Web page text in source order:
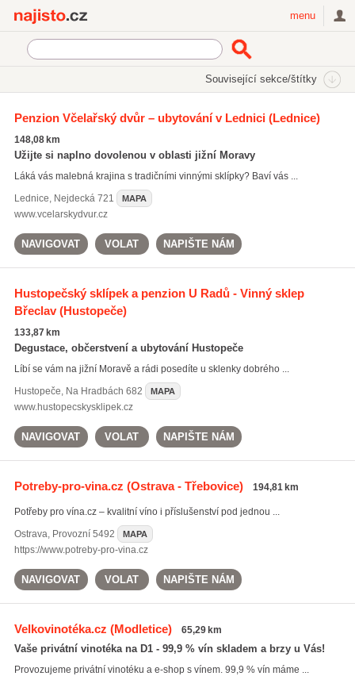
menu
Související sekce/štítky
červená vína
bílá vína (1097)
Penzion Včelařský dvůr – ubytování v Lednici(Lednice)
148,08 km
Užijte si naplno dovolenou v oblasti jižní Moravy
Láká vás malebná krajina s tradičními vinnými sklípky? Baví vás ...
Lednice, Nejdecká 721 MAPA
www.vcelarskydvur.cz
NAVIGOVAT VOLAT NAPIŠTE NÁM
Hustopečský sklípek a penzion U Radů - Vinný sklep
Břeclav(Hustopeče)
133,87 km
Degustace, občerstvení a ubytování Hustopeče
Líbí se vám na jižní Moravě a rádi posedíte u sklenky dobrého ...
Hustopeče, Na Hradbách 682 MAPA
www.hustopecskysklipek.cz
NAVIGOVAT VOLAT NAPIŠTE NÁM
Potreby-pro-vina.cz (Ostrava - Třebovice) 194,81 km
Potřeby pro vína.cz – kvalitní víno i příslušenství pod jednou ...
Ostrava, Provozní 5492 MAPA
https://www.potreby-pro-vina.cz
NAVIGOVAT VOLAT NAPIŠTE NÁM
Velkovinotéka.cz (Modletice) 65,29 km
Vaše privátní vinotéka na D1 - 99,9 % vín skladem a brzy u Vás!
Provozujeme privátní vinotéku a e-shop s vínem. 99,9 % vín máme ...